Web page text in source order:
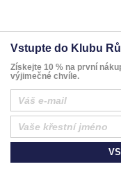
Vstupte do Klubu
Získejte 10 % na první
výjimečné chvíle.